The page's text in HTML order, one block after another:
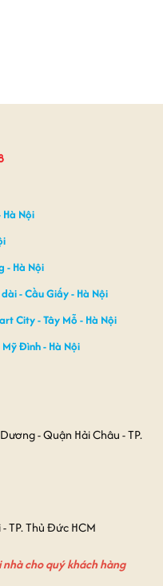
Hà Nội
- Hà Nội
- Cầu Giấy - Hà Nội
City - Tây Mỗ - Hà Nội
Đình - Hà Nội
- Quận Hải Châu - TP.
TP. Thủ Đức HCM
cho quý khách hàng